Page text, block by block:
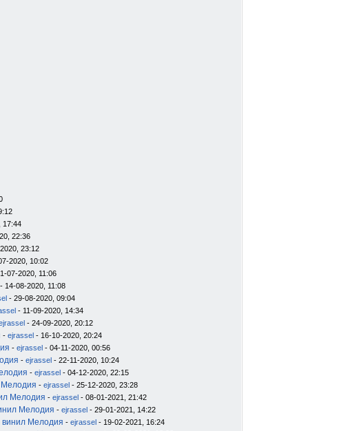
17:44
22:36
23:12
2020, 10:02
07-2020, 11:06
- 14-08-2020, 11:08
- 29-08-2020, 09:04
- 11-09-2020, 14:34
- 24-09-2020, 20:12
- ejrassel - 16-10-2020, 20:24
- ejrassel - 04-11-2020, 00:56
- ejrassel - 22-11-2020, 10:24
- ejrassel - 04-12-2020, 22:15
Мелодия - ejrassel - 25-12-2020, 23:28
Мелодия - ejrassel - 08-01-2021, 21:42
Мелодия - ejrassel - 29-01-2021, 14:22
винил Мелодия - ejrassel - 19-02-2021, 16:24